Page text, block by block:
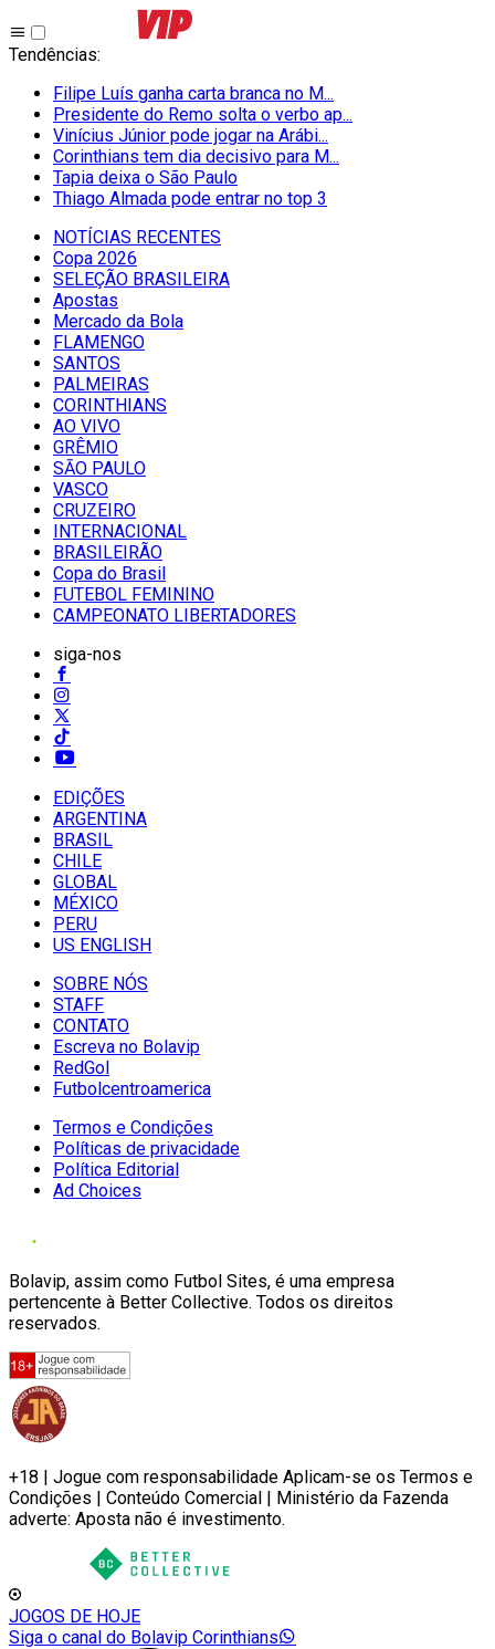
Tendências:
Filipe Luís ganha carta branca no M...
Presidente do Remo solta o verbo ap...
Vinícius Júnior pode jogar na Arábi...
Corinthians tem dia decisivo para M...
Tapia deixa o São Paulo
Thiago Almada pode entrar no top 3
NOTÍCIAS RECENTES
Copa 2026
SELEÇÃO BRASILEIRA
Apostas
Mercado da Bola
FLAMENGO
SANTOS
PALMEIRAS
CORINTHIANS
AO VIVO
GRÊMIO
SĀO PAULO
VASCO
CRUZEIRO
INTERNACIONAL
BRASILEIRÃO
Copa do Brasil
FUTEBOL FEMININO
CAMPEONATO LIBERTADORES
siga-nos
EDIÇÕES
ARGENTINA
BRASIL
CHILE
GLOBAL
MÉXICO
PERU
US ENGLISH
SOBRE NÓS
STAFF
CONTATO
Escreva no Bolavip
RedGol
Futbolcentroamerica
Termos e Condições
Políticas de privacidade
Política Editorial
Ad Choices
Bolavip, assim como Futbol Sites, é uma empresa
pertencente à Better Collective. Todos os direitos
reservados.
+18 | Jogue com responsabilidade Aplicam-se os Termos e
Condições | Conteúdo Comercial | Ministério da Fazenda
adverte: Aposta não é investimento.
JOGOS DE HOJE
Siga o canal do Bolavip Corinthians